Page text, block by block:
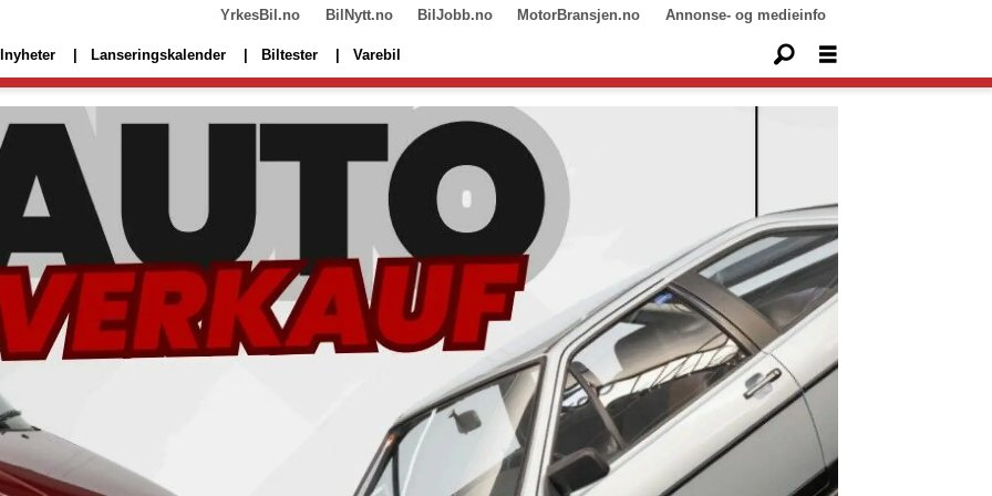
YrkesBil.no BilNytt.no BilJobb.no MotorBransjen.no Annonse- og medieinfo
Lanseringskalender Biltester Varebil